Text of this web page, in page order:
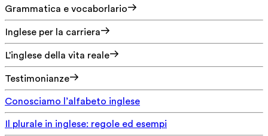
Grammatica e vocaborlario
Inglese per la carriera
L'inglese della vita reale
Testimonianze
Conosciamo l’alfabeto inglese
Il plurale in inglese: regole ed esempi